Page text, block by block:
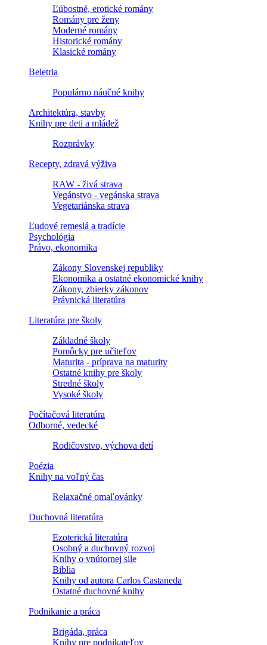
Ľúbostné, erotické romány
Romány pre ženy
Moderné romány
Historické romány
Klasické romány
Beletria
Populárno náučné knihy
Architektúra, stavby
Knihy pre deti a mládež
Rozprávky
Recepty, zdravá výživa
RAW - živá strava
Vegánstvo - vegánska strava
Vegetariánska strava
Ľudové remeslá a tradície
Psychológia
Právo, ekonomika
Zákony Slovenskej republiky
Ekonomika a ostatné ekonomické knihy
Zákony, zbierky zákonov
Právnická literatúra
Literatúra pre školy
Základné školy
Pomôcky pre učiteľov
Maturita - príprava na maturity
Ostatné knihy pre školy
Stredné školy
Vysoké školy
Počítačová literatúra
Odborné, vedecké
Rodičovstvo, výchova detí
Poézia
Knihy na voľný čas
Relaxačné omaľovánky
Duchovná literatúra
Ezoterická literatúra
Osobný a duchovný rozvoj
Knihy o vnútornej sile
Biblia
Knihy od autora Carlos Castaneda
Ostatné duchovné knihy
Podnikanie a práca
Brigáda, práca
Knihy pre podnikateľov